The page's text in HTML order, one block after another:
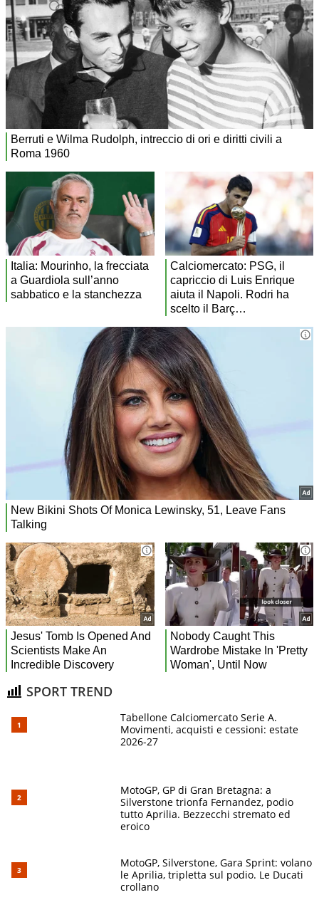
SPORT TREND
Tabellone Calciomercato Serie A.
Movimenti, acquisti e cessioni: estate
2026-27
MotoGP, GP di Gran Bretagna: a
Silverstone trionfa Fernandez, podio
tutto Aprilia. Bezzecchi stremato ed
eroico
MotoGP, Silverstone, Gara Sprint: volano
le Aprilia, tripletta sul podio. Le Ducati
crollano